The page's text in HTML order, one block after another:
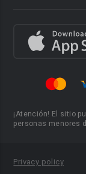
¡Atención! El sitio
personas menores
Privacy policy